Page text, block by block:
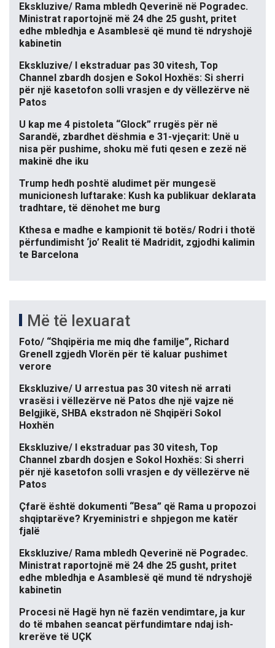
Ekskluzive/ Rama mbledh Qeverinë në Pogradec.
Ministrat raportojnë më 24 dhe 25 gusht, pritet
edhe mbledhja e Asamblesë që mund të ndryshojë
kabinetin
Ekskluzive/ I ekstraduar pas 30 vitesh, Top
Channel zbardh dosjen e Sokol Hoxhës: Si sherri
për një kasetofon solli vrasjen e dy vëllezërve në
Patos
U kap me 4 pistoleta “Glock” rrugës për në
Sarandë, zbardhet dëshmia e 31-vjeçarit: Unë u
nisa për pushime, shoku më futi qesen e zezë në
makinë dhe iku
Trump hedh poshtë aludimet për mungesë
municionesh luftarake: Kush ka publikuar deklarata
tradhtare, të dënohet me burg
Kthesa e madhe e kampionit të botës/ Rodri i thotë
përfundimisht ‘jo’ Realit të Madridit, zgjodhi kalimin
te Barcelona
Më të lexuarat
Foto/ “Shqipëria me miq dhe familje”, Richard
Grenell zgjedh Vlorën për të kaluar pushimet
verore
Ekskluzive/ U arrestua pas 30 vitesh në arrati
vrasësi i vëllezërve në Patos dhe një vajze në
Belgjikë, SHBA ekstradon në Shqipëri Sokol
Hoxhën
Ekskluzive/ I ekstraduar pas 30 vitesh, Top
Channel zbardh dosjen e Sokol Hoxhës: Si sherri
për një kasetofon solli vrasjen e dy vëllezërve në
Patos
Çfarë është dokumenti “Besa” që Rama u propozoi
shqiptarëve? Kryeministri e shpjegon me katër
fjalë
Ekskluzive/ Rama mbledh Qeverinë në Pogradec.
Ministrat raportojnë më 24 dhe 25 gusht, pritet
edhe mbledhja e Asamblesë që mund të ndryshojë
kabinetin
Procesi në Hagë hyn në fazën vendimtare, ja kur
do të mbahen seancat përfundimtare ndaj ish-
krerëve të UÇK